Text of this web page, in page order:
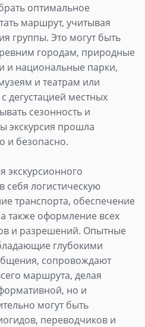
оптимальное
маршрут, учитывая
группы. Это могут быть
городам, природные
и национальные парки,
и театрам или
дегустацией местных
сезонность и
экскурсия прошла
и безопасно.
экскурсионного
себя логистическую
транспорта, обеспечение
также оформление всех
и разрешений. Опытные
глубокими
сопровождают
маршрута, делая
но и
могут быть
переводчиков и